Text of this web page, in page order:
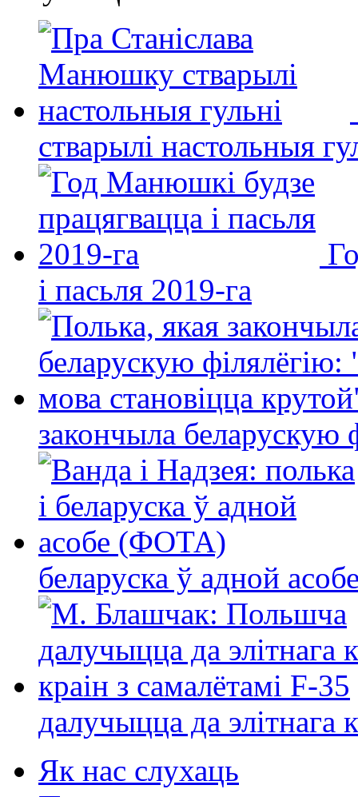
стварылі настольныя
і пасьля 2019-га
закончыла беларускую
беларуска ў адной
далучыцца да элітнага
Як нас слухаць